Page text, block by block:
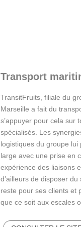
Transport
TransitFruits, filiale du
Marseille a fait du
s’appuyer pour cela sur
spécialisés. Les
logistiques du groupe lui
large avec une prise en
expérience des liaisons
d’ailleurs de disposer
reste pour ses clients et
que ce soit aux escales